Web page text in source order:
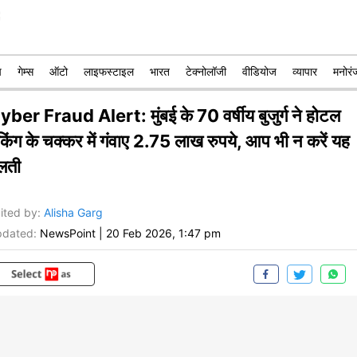
गेम्स ऑटो लाइफस्टाइल भारत टेक्नोलॉजी वीडियोज व्यापार
Fraud Alert: मुंबई के 70 वर्षीय बुजुर्ग ने होटल
के चक्कर में गंवाए 2.75 लाख रुपये, आप भी न करें यह
by: Alisha Garg
NewsPoint 20 Feb 2026, 1:47 pm